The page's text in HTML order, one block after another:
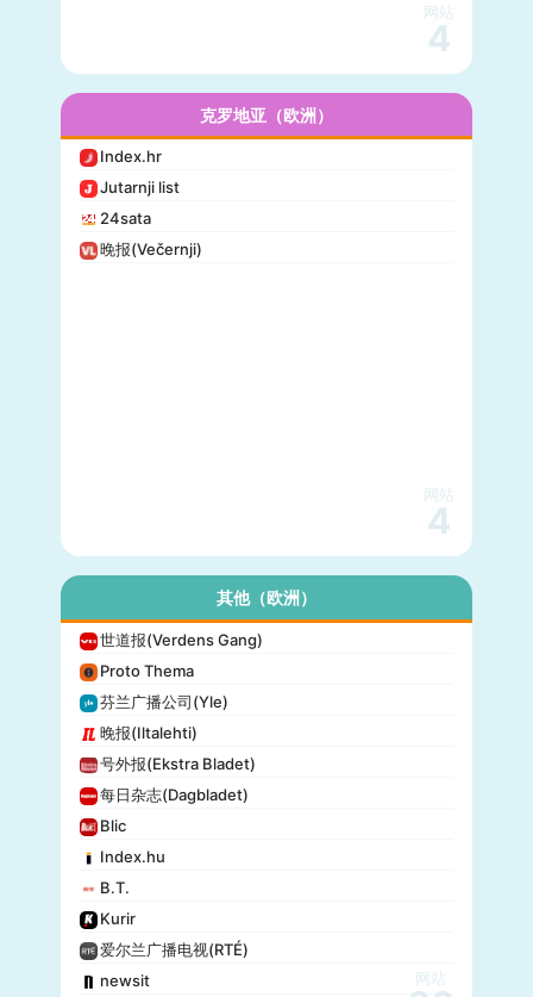
网站
4
克罗地亚（欧洲）
Index.hr
Jutarnji list
24sata
晚报(Večernji)
网站
4
其他（欧洲）
世道报(Verdens Gang)
Proto Thema
芬兰广播公司(Yle)
晚报(Iltalehti)
号外报(Ekstra Bladet)
每日杂志(Dagbladet)
Blic
Index.hu
B.T.
Kurir
爱尔兰广播电视(RTÉ)
newsit
网站